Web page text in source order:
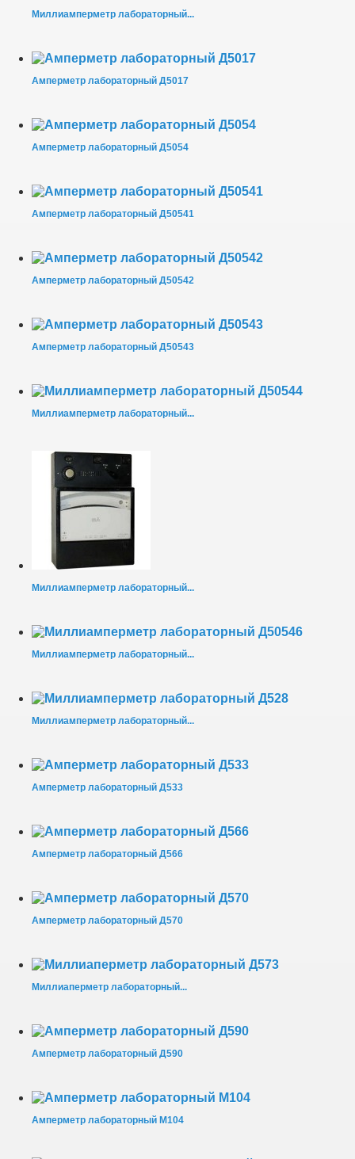
Миллиамперметр лабораторный...
Амперметр лабораторный Д5017
Амперметр лабораторный Д5054
Амперметр лабораторный Д50541
Амперметр лабораторный Д50542
Амперметр лабораторный Д50543
Миллиамперметр лабораторный...
Миллиамперметр лабораторный...
Миллиамперметр лабораторный...
Миллиамперметр лабораторный...
Амперметр лабораторный Д533
Амперметр лабораторный Д566
Амперметр лабораторный Д570
Миллиаперметр лабораторный...
Амперметр лабораторный Д590
Амперметр лабораторный М104